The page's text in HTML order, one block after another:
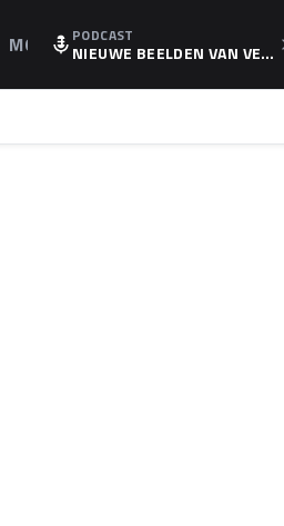
MOTOGPPODCAST
NIEUWE BEELDEN VAN VER
WEET IS ER NU GETEKEND'